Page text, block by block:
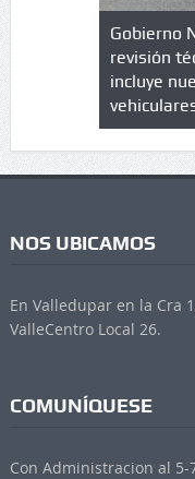
de
en
Gobierno
revisión
incluye
NOS UBICAMOS
En Valledupar en la Cra
ValleCentro Local 26.
COMUNÍQUESE
Con Administracion al 5-